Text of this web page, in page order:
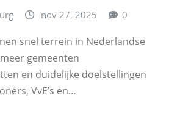
nov 27, 2025 0
snel terrein in Nederlandse
gemeenten
en duidelijke doelstellingen
VvE’s en…